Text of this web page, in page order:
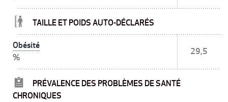
TAILLE ET POIDS AUTO-DÉCLARÉS
Obésité
%
29,5
PRÉVALENCE DES PROBLÈMES DE SANTÉ
CHRONIQUES